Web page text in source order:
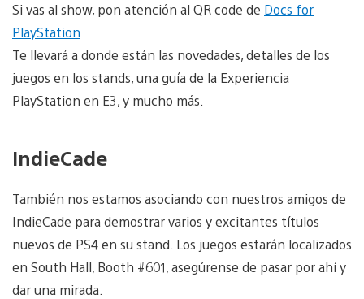
Si vas al show, pon atención al QR code de Docs for
PlayStation
Te llevará a donde están las novedades, detalles de los
juegos en los stands, una guía de la Experiencia
PlayStation en E3, y mucho más.
IndieCade
También nos estamos asociando con nuestros amigos de
IndieCade para demostrar varios y excitantes títulos
nuevos de PS4 en su stand. Los juegos estarán localizados
en South Hall, Booth #601, asegúrense de pasar por ahí y
dar una mirada.